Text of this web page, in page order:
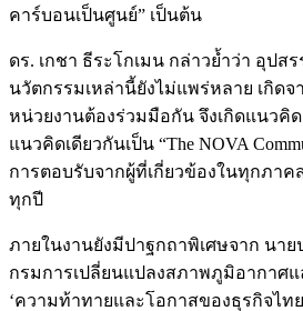
คาร์บอนเป็นศูนย์” เป็นต้น
ดร. เกชา ธีระโกเมน กล่าวย้ำว่า อุป
นวัตกรรมเหล่านี้ยังไม่แพร่หลาย เกิด
หน่วยงานต้องร่วมมือกัน จึงเกิดแนวคิ
แนวคิดเดียวกันเป็น “The NOVA
การตอบรับจากผู้ที่เกี่ยวข้องในทุกภา
ทุกปี
ภายในงานยังมีปาฐกถาพิเศษจาก นาย
กรมการเปลี่ยนแปลงสภาพภูมิอากาศแ
‘ความท้าทายและโอกาสของธุรกิจไทย